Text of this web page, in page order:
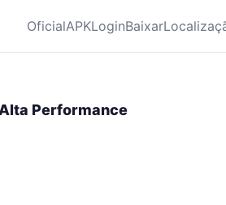
OficialAPKLoginBaixar
Performance